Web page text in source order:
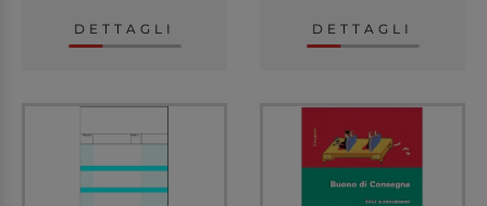
DETTAGLI DETTAGLI